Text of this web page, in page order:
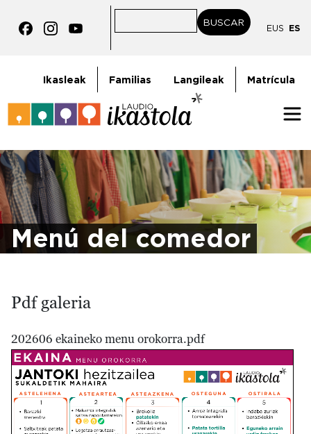
Pasar al contenido principal
BUSCAR
EUS ES
goiburukoMenua
Ikasleak Familias Langileak Matrícula
Menú del comedor
Irudia
Pdf galeria
202606 ekaineko menu orokorra.pdf